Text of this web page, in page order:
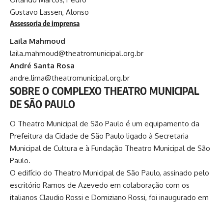
Gustavo Lassen, Alonso
Assessoria de imprensa
Laila Mahmoud
laila.mahmoud@theatromunicipal.org.br
André Santa Rosa
andre.lima@theatromunicipal.org.br
SOBRE O COMPLEXO THEATRO MUNICIPAL
DE SÃO PAULO
O Theatro Municipal de São Paulo é um equipamento da
Prefeitura da Cidade de São Paulo ligado à Secretaria
Municipal de Cultura e à Fundação Theatro Municipal de São
Paulo.
O edifício do Theatro Municipal de São Paulo, assinado pelo
escritório Ramos de Azevedo em colaboração com os
italianos Claudio Rossi e Domiziano Rossi, foi inaugurado em